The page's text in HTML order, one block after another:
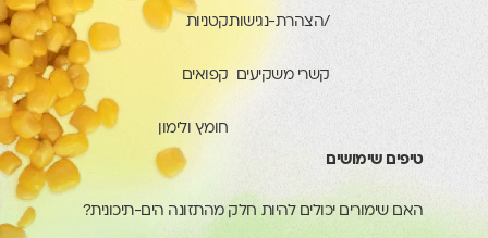
/הצהרת-נגישות
קשרי משקיעים
קטניות
קפואים
חומץ ולימון
טיפים שימושים
האם שימורים יכולים להיות חלק מהתזונה הים-תיכונית?